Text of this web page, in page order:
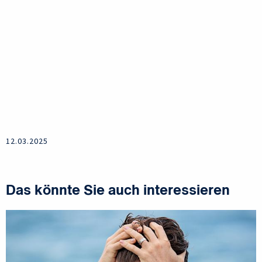
12.03.2025
Das könnte Sie auch interessieren